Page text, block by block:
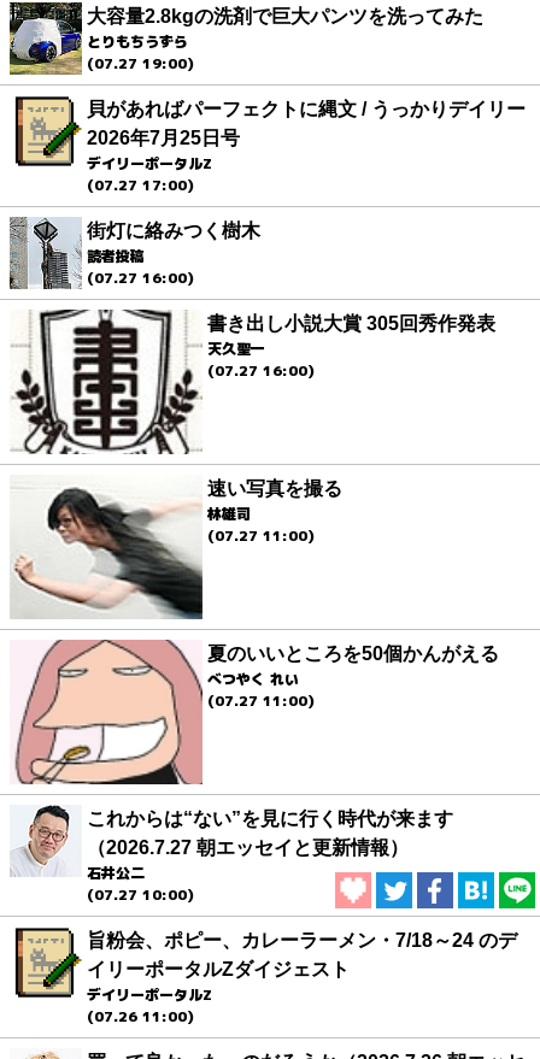
大容量2.8kgの洗剤で巨大パンツを洗ってみた
とりもちうずら
(07.27 19:00)
貝があればパーフェクトに縄文 / うっかりデイリー
2026年7月25日号
デイリーポータルZ
(07.27 17:00)
街灯に絡みつく樹木
読者投稿
(07.27 16:00)
書き出し小説大賞 305回秀作発表
天久聖一
(07.27 16:00)
速い写真を撮る
林雄司
(07.27 11:00)
夏のいいところを50個かんがえる
べつやく れい
(07.27 11:00)
これからは“ない”を見に行く時代が来ます
（2026.7.27 朝エッセイと更新情報）
石井公二
(07.27 10:00)
旨粉会、ポピー、カレーラーメン・7/18～24 のデ
イリーポータルZダイジェスト
デイリーポータルZ
(07.26 11:00)